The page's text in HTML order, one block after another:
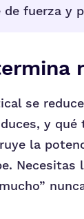
de fuerza y
se
y qué
la